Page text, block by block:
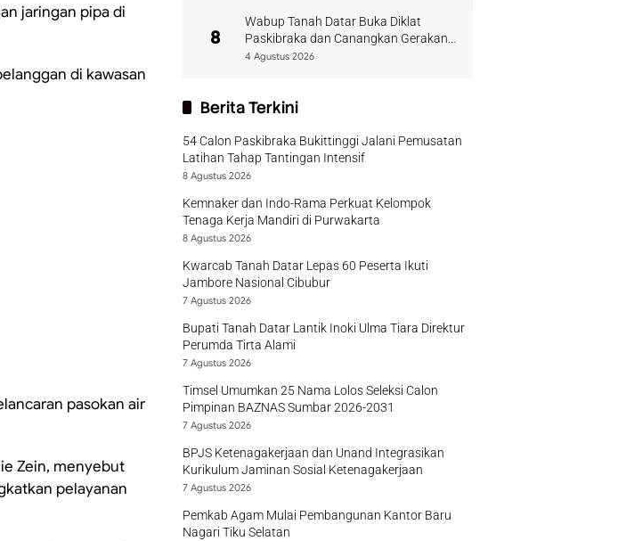
jaringan pipa di
di kawasan
pasokan air
Zein, menyebut
pelayanan
8
Wabup Tanah Datar Buka Diklat
Paskibraka dan Canangkan Gerakan
Bendera
4 Agustus 2026
Berita Terkini
54 Calon Paskibraka Bukittinggi Jalani Pemusatan
Latihan Tahap Tantingan Intensif
8 Agustus 2026
Kemnaker dan Indo-Rama Perkuat Kelompok
Tenaga Kerja Mandiri di Purwakarta
8 Agustus 2026
Kwarcab Tanah Datar Lepas 60 Peserta Ikuti
Jambore Nasional Cibubur
7 Agustus 2026
Bupati Tanah Datar Lantik Inoki Ulma Tiara Direktur
Perumda Tirta Alami
7 Agustus 2026
Timsel Umumkan 25 Nama Lolos Seleksi Calon
Pimpinan BAZNAS Sumbar 2026-2031
7 Agustus 2026
BPJS Ketenagakerjaan dan Unand Integrasikan
Kurikulum Jaminan Sosial Ketenagakerjaan
7 Agustus 2026
Pemkab Agam Mulai Pembangunan Kantor Baru
Nagari Tiku Selatan